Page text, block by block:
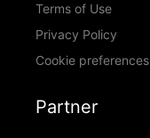
Terms of Use
Privacy Policy
Cookie preferences
Partner